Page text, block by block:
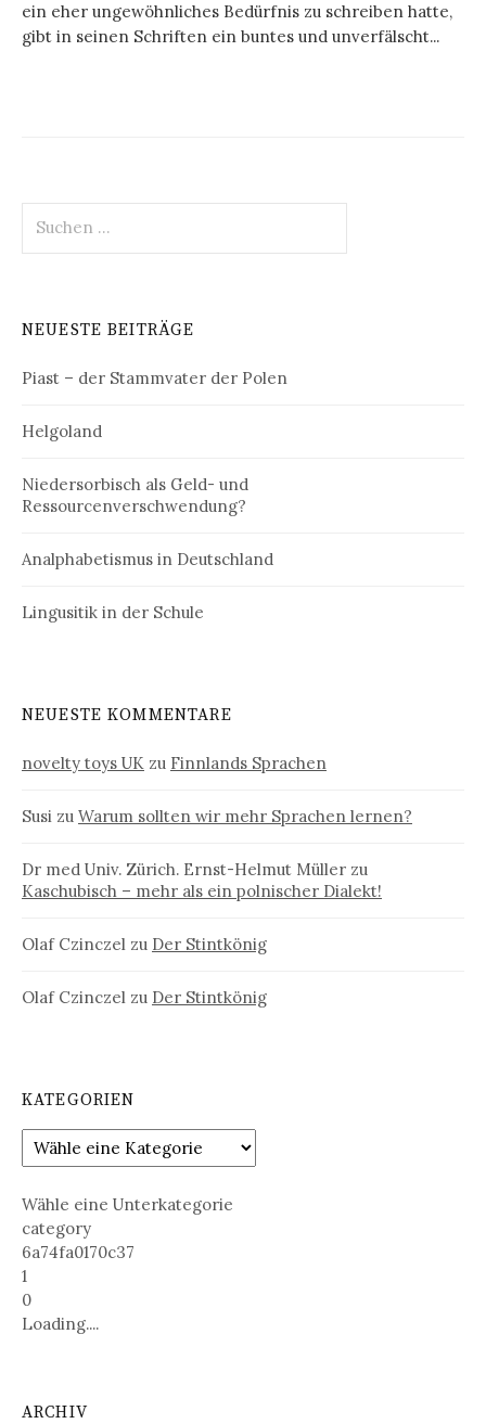
ein eher ungewöhnliches Bedürfnis zu schreiben hatte,
gibt in seinen Schriften ein buntes und unverfälscht...
nach:
NEUESTE BEITRÄGE
Piast – der Stammvater der Polen
Helgoland
Niedersorbisch als Geld- und
Ressourcenverschwendung?
Analphabetismus in Deutschland
Lingusitik in der Schule
NEUESTE KOMMENTARE
novelty toys UK zu Finnlands Sprachen
Susi zu Warum sollten wir mehr Sprachen lernen?
Dr med Univ. Zürich. Ernst-Helmut Müller zu
Kaschubisch – mehr als ein polnischer Dialekt!
Olaf Czinczel zu Der Stintkönig
Olaf Czinczel zu Der Stintkönig
KATEGORIEN
Wähle eine Unterkategorie
category
6a74fa0170c37
1
0
Loading....
ARCHIV